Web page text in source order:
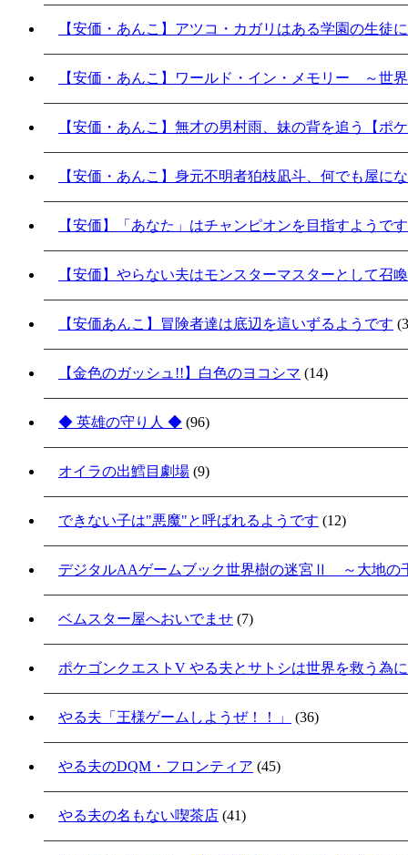
【安価・あんこ】アツコ・カガリはある学園の生徒
【安価・あんこ】ワールド・イン・メモリー ～世
【安価・あんこ】無才の男村雨、妹の背を追う【ポ
【安価・あんこ】身元不明者狛枝凪斗、何でも屋に
【安価】「あなた」はチャンピオンを目指すようで
【安価】やらない夫はモンスターマスターとして召
【安価あんこ】冒険者達は底辺を這いずるようです
【金色のガッシュ!!】白色のヨコシマ (14)
◆ 英雄の守り人 ◆ (96)
オイラの出鱈目劇場 (9)
できない子は"悪魔"と呼ばれるようです (12)
デジタルAAゲームブック世界樹の迷宮Ⅱ ～大地の
ベムスター屋へおいでませ (7)
ポケゴンクエストV やる夫とサトシは世界を救う為
やる夫「王様ゲームしようぜ！！」 (36)
やる夫のDQM・フロンティア (45)
やる夫の名もない喫茶店 (41)